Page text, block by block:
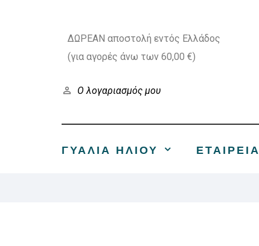
ΔΩΡΕΑΝ αποστολή εντός Ελλάδος
(για αγορές άνω των 60,00 €)
Ο λογαριασμός μου
ΓΥΑΛΙΑ ΗΛΙΟΥ ΕΤΑΙΡΕΊΑ